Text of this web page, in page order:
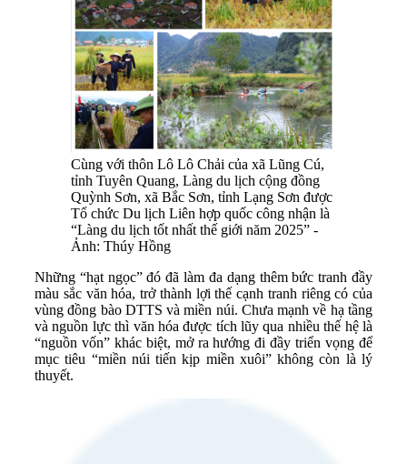
Cùng với thôn Lô Lô Chải của xã Lũng Cú,
tỉnh Tuyên Quang, Làng du lịch cộng đồng
Quỳnh Sơn, xã Bắc Sơn, tỉnh Lạng Sơn được
Tổ chức Du lịch Liên hợp quốc công nhận là
“Làng du lịch tốt nhất thế giới năm 2025” -
Ảnh: Thúy Hồng
Những “hạt ngọc” đó đã làm đa dạng thêm bức tranh đầy
màu sắc văn hóa, trở thành lợi thế cạnh tranh riêng có của
vùng đồng bào DTTS và miền núi. Chưa mạnh về hạ tầng
và nguồn lực thì văn hóa được tích lũy qua nhiều thế hệ là
“nguồn vốn” khác biệt, mở ra hướng đi đầy triển vọng để
mục tiêu “miền núi tiến kịp miền xuôi” không còn là lý
thuyết.